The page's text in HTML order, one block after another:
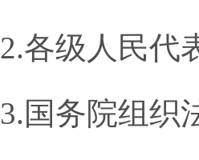
2.各级人民代
3.国务院组织